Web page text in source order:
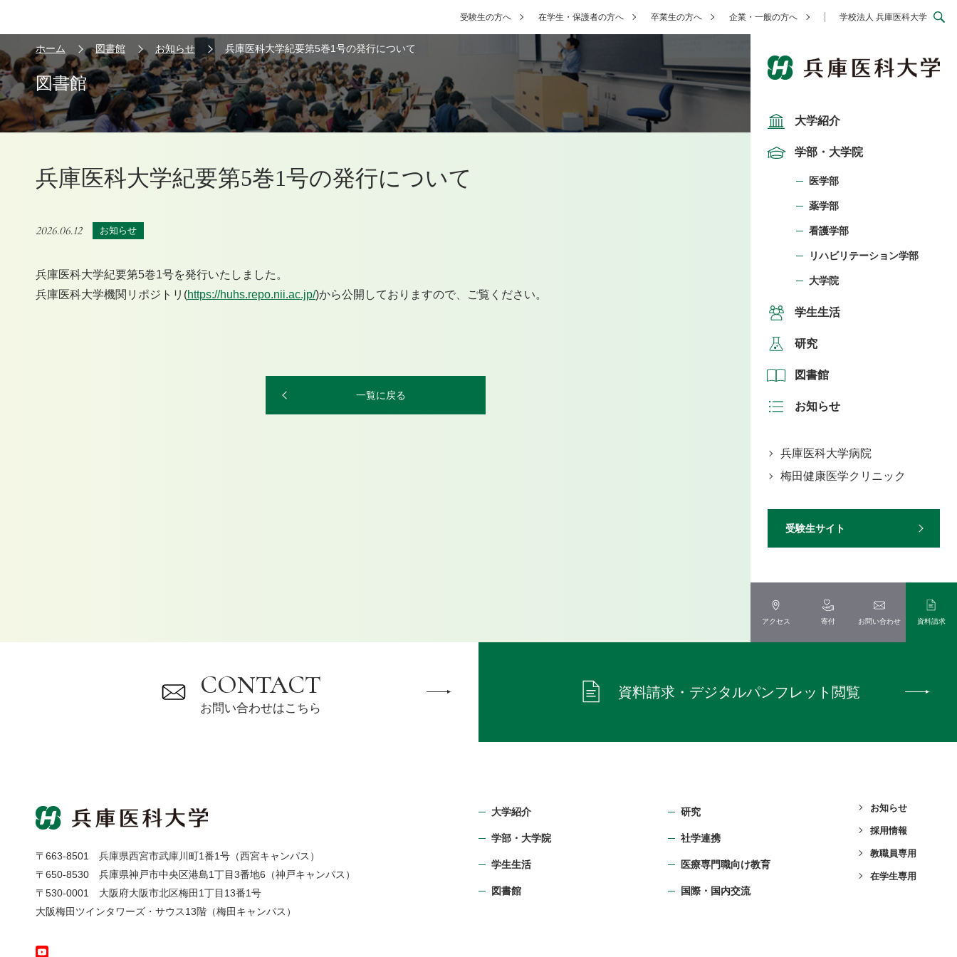
受験生の方へ 在学生・保護者の方へ 卒業生の方へ 企業・一般の方へ 学校法人 兵庫医科大学
大学紹介
学部・大学院
医学部
薬学部
看護学部
リハビリテーション学部
大学院
学生生活
研究
図書館
お知らせ
兵庫医科大学病院
梅田健康医学クリニック
受験生サイト
アクセス 寄付 お問い合わせ 資料請求
ホーム 図書館 お知らせ 兵庫医科大学紀要第5巻1号の発行について
図書館
兵庫医科大学紀要第5巻1号の発行について
2026.06.12 お知らせ
兵庫医科大学紀要第5巻1号を発行いたしました。
兵庫医科大学機関リポジトリ(https://huhs.repo.nii.ac.jp/)から公開しておりますので、ご覧ください。
一覧に戻る
CONTACT
お問い合わせはこちら
資料請求 ・ デジタルパンフレット閲覧
大学紹介 研究
学部・⼤学院 社学連携
学生生活 医療専門職向け教育
図書館 国際・国内交流
お知らせ
採用情報
教職員専用
在学生専用
〒663-8501 兵庫県西宮市武庫川町1番1号（西宮キャンパス）
〒650-8530 兵庫県神戸市中央区港島1丁目3番地6（神戸キャンパス）
〒530-0001 大阪府大阪市北区梅田1丁目13番1号
大阪梅田ツインタワーズ・サウス13階（梅田キャンパス）